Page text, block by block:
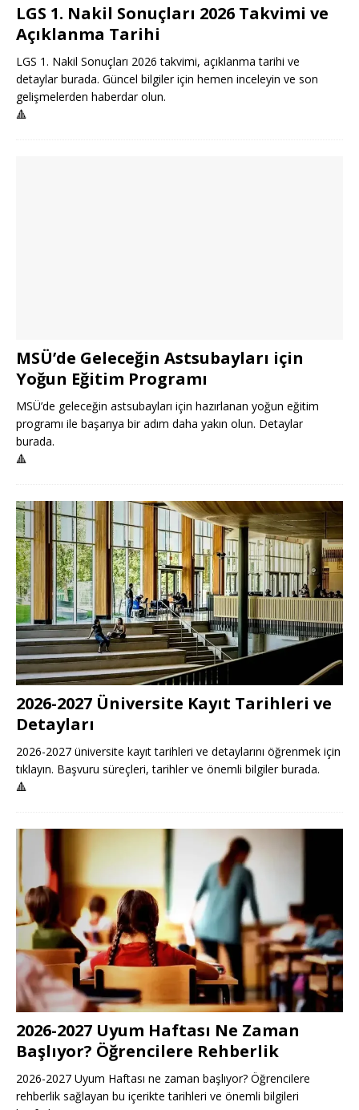
LGS 1. Nakil Sonuçları 2026 Takvimi ve
Açıklanma Tarihi
LGS 1. Nakil Sonuçları 2026 takvimi, açıklanma tarihi ve
detaylar burada. Güncel bilgiler için hemen inceleyin ve son
gelişmelerden haberdar olun.
🔺
MSÜ’de Geleceğin Astsubayları için
Yoğun Eğitim Programı
MSÜ’de geleceğin astsubayları için hazırlanan yoğun eğitim
programı ile başarıya bir adım daha yakın olun. Detaylar
burada.
🔺
2026-2027 Üniversite Kayıt Tarihleri ve
Detayları
2026-2027 üniversite kayıt tarihleri ve detaylarını öğrenmek için
tıklayın. Başvuru süreçleri, tarihler ve önemli bilgiler burada.
🔺
2026-2027 Uyum Haftası Ne Zaman
Başlıyor? Öğrencilere Rehberlik
2026-2027 Uyum Haftası ne zaman başlıyor? Öğrencilere
rehberlik sağlayan bu içerikte tarihleri ve önemli bilgileri